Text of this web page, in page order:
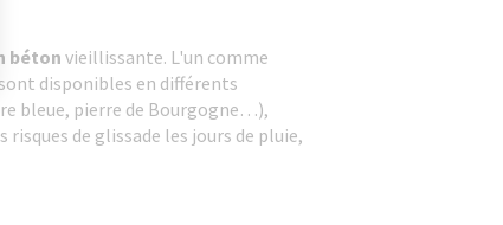
béton vieillissante. L'un comme
disponibles en différents
bleue, pierre de Bourgogne…),
de glissade les jours de pluie,